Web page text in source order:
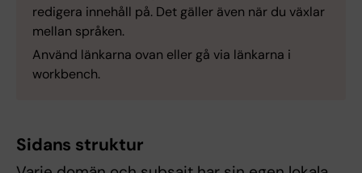
redigera innehåll på. Det gäller även när du växlar
mellan språken.
Använd länkarna ovan eller gå via länkarna i
workbench.
Sidans struktur